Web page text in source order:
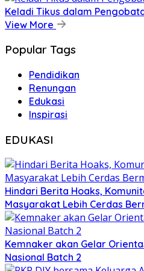
Keladi Tikus dalam
View More
Popular Tags
Pendidikan
Renungan
Edukasi
Inspirasi
EDUKASI
Hindari Berita Hoaks,
Masyarakat Lebih Cerdas
Kemnaker akan Gelar
Nasional Batch 2